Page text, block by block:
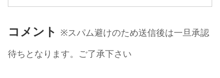
コメント ※スパム避けのため送信後は一旦承認
待ちとなります。ご了承下さい